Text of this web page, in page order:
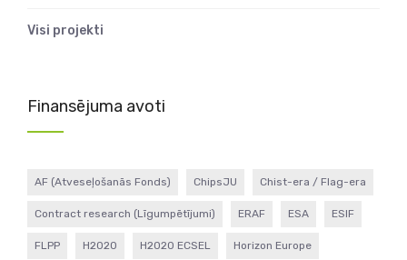
Visi projekti
Finansējuma avoti
AF (Atveseļošanās Fonds) ChipsJU Chist-era / Flag-era
Contract research (Līgumpētījumi) ERAF ESA ESIF
FLPP H2020 H2020 ECSEL Horizon Europe